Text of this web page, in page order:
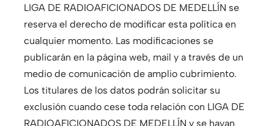
LIGA DE RADIOAFICIONADOS DE MEDELLÍN se
reserva el derecho de modificar esta política en
cualquier momento. Las modificaciones se
publicarán en la página web, mail y a través de un
medio de comunicación de amplio cubrimiento.
Los titulares de los datos podrán solicitar su
exclusión cuando cese toda relación con LIGA DE
RADIOAFICIONADOS DE MEDELLÍN y se hayan